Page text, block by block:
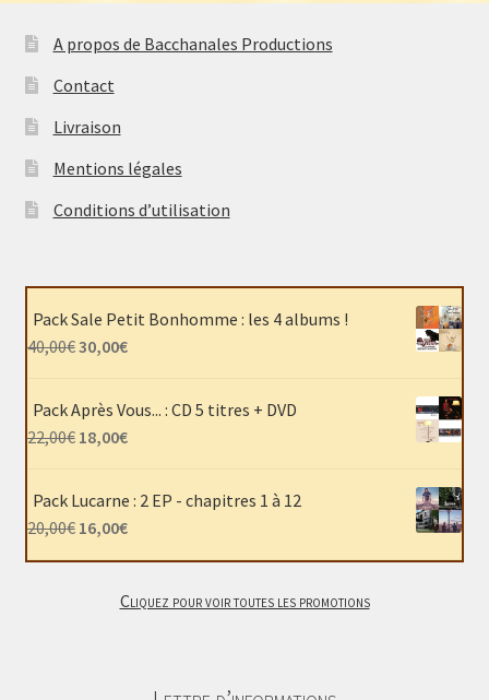
A propos de Bacchanales Productions
Contact
Livraison
Mentions légales
Conditions d’utilisation
Pack Sale Petit Bonhomme : les 4 albums !
40,00€ Le
initial
était :
40,00€.
30,00€Le
Pack Après Vous... : CD 5 titres + DVD
22,00€ Le
22,00€.
18,00€Le
actuel
Pack Lucarne : 2 EP - chapitres 1 à 12
20,00€ Le
était :
16,00€Le
est :
Cliquez pour voir toutes les promotions